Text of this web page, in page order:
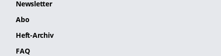
Newsletter
Abo
Heft-Archiv
FAQ